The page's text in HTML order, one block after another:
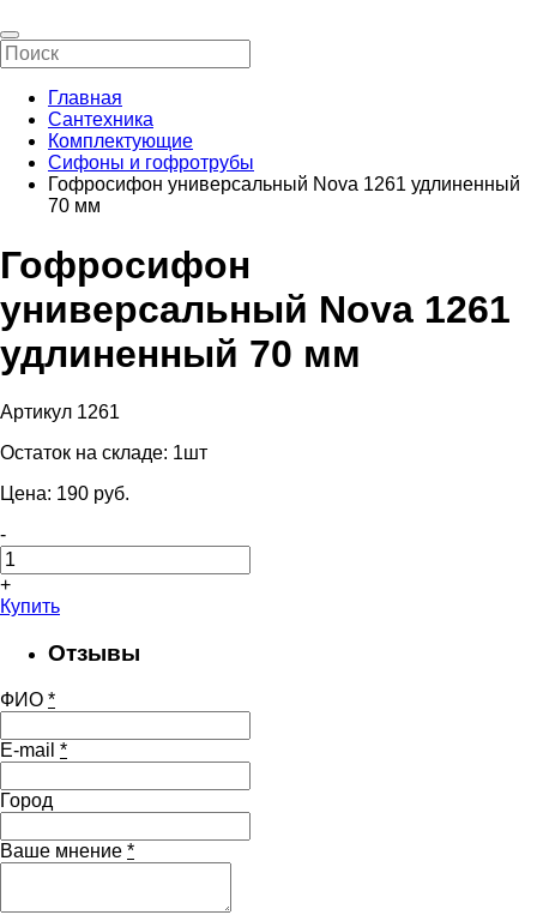
Главная
Сантехника
Комплектующие
Сифоны и гофротрубы
Гофросифон универсальный Nova 1261 удлиненный
70 мм
Гофросифон
универсальный Nova 1261
удлиненный 70 мм
Артикул 1261
Остаток на складе: 1шт
Цена: 190 pуб.
-
+
Купить
Отзывы
ФИО *
E-mail *
Город
Ваше мнение *